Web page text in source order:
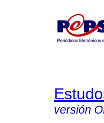
versión